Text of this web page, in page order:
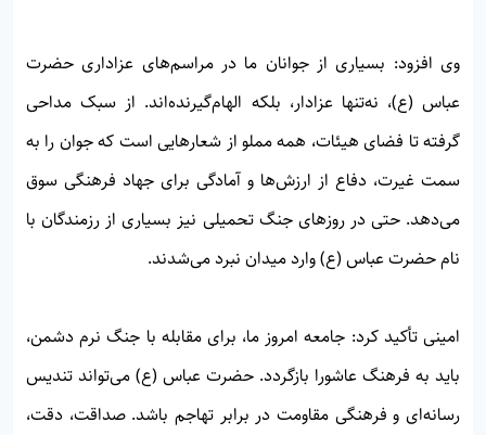
وی افزود: بسیاری از جوانان ما در مراسم‌های عزاداری حضرت
عباس (ع)، نه‌تنها عزادار، بلکه الهام‌گیرنده‌اند. از سبک مداحی
گرفته تا فضای هیئات، همه مملو از شعارهایی است که جوان را به
سمت غیرت، دفاع از ارزش‌ها و آمادگی برای جهاد فرهنگی سوق
می‌دهد. حتی در روزهای جنگ تحمیلی نیز بسیاری از رزمندگان با
نام حضرت عباس (ع) وارد میدان نبرد می‌شدند.
امینی تأکید کرد: جامعه امروز ما، برای مقابله با جنگ نرم دشمن،
باید به فرهنگ عاشورا بازگردد. حضرت عباس (ع) می‌تواند تندیس
رسانه‌ای و فرهنگی مقاومت در برابر تهاجم باشد. صداقت، دقت،